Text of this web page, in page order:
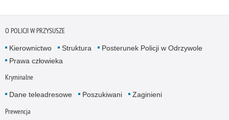
O POLICJI W PRZYSUSZE
Kierownictwo Struktura
Posterunek Policji w Odrzywole
Prawa człowieka
Kryminalne
Dane teleadresowe Poszukiwani Zaginieni
Prewencja